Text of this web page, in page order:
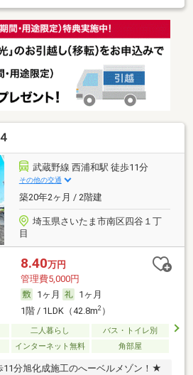
武蔵野線 西浦和駅 徒歩11分
その他の交通
築20年2ヶ月 / 2階建
埼玉県さいたま市南区四谷１丁
目
8.40万円
管理費5,000円
1ヶ月
1ヶ月
1階 / 1LDK（42.8m2）
二人暮らし
バス・トイレ別
インターネット無料 角部屋
分旭化成施工のへーベルメゾン！★